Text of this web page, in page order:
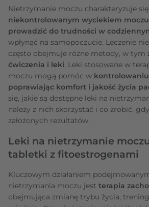
Nietrzymanie moczu charakteryzuje się
niekontrolowanym wyciekiem
prowadzić do trudności w
wpłynąć na samopoczucie. Leczenie
często obejmuje różne metody, w tym
ćwiczenia i leki. Leki stosowane w
moczu mogą pomóc w
poprawiając komfort i jakość życia
się, jakie są dostępne leki na
należy z nich skorzystać i co zrobić,
założonych rezultatów.
Leki na nietrzymanie
tabletki z fitoestrogenami
Kluczowym działaniem
nietrzymania moczu jest terapia
obejmująca zmianę trybu życia,